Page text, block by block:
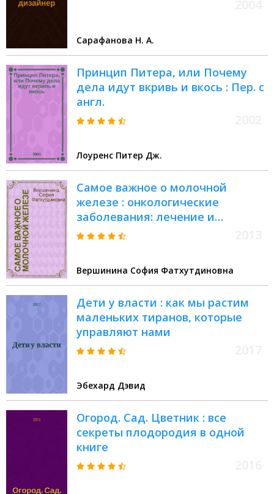
Сарафанова Н. А.
Принцип Питера, или Почему
дела идут вкривь и вкось : Пер. с
англ.
Лоуренс Питер Дж.
Самое важное о молочной
железе : онкологические
заболевания: лечение и
профилактика
Вершинина София Фатхутдиновна
Дети у власти : как мы растим
маленьких тиранов, которые
управляют нами
Эбехард Дэвид
Огород. Сад. Цветник : все
секреты плодородия в одной
книге